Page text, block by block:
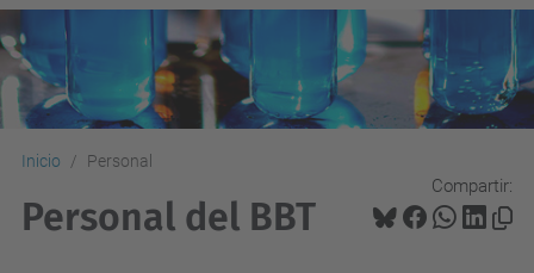
Inicio Personal
Compartir:
Personal del BBT